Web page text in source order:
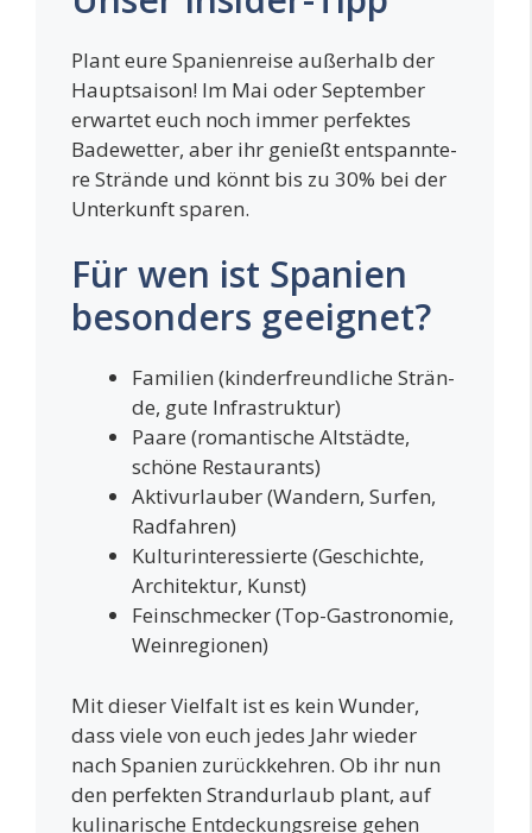
Plant eure Spa­ni­en­rei­se außer­halb der
Haupt­sai­son! Im Mai oder Sep­tem­ber
erwar­tet euch noch immer per­fek­tes
Bade­wet­ter, aber ihr genießt ent­spann­te­
re Strän­de und könnt bis zu 30% bei der
Unter­kunft sparen.
Für wen ist Spanien
besonders geeignet?
Fami­li­en (kin­der­freund­li­che Strän­
de, gute Infrastruktur)
Paa­re (roman­ti­sche Alt­städ­te,
schö­ne Restaurants)
Aktiv­ur­lau­ber (Wan­dern, Sur­fen,
Radfahren)
Kul­tur­in­ter­es­sier­te (Geschich­te,
Archi­tek­tur, Kunst)
Fein­schme­cker (Top-Gas­tro­no­mie,
Weinregionen)
Mit die­ser Viel­falt ist es kein Wun­der,
dass vie­le von euch jedes Jahr wie­der
nach Spa­ni­en zurück­keh­ren. Ob ihr nun
den per­fek­ten Strand­ur­laub plant, auf
kuli­na­ri­sche Ent­de­ckungs­rei­se gehen